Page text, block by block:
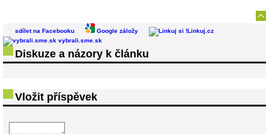
sdílet na Facebooku Google záložy
Linkuj.cz
vybrali.sme.sk
Diskuze a názory k článku
Vložit příspěvek